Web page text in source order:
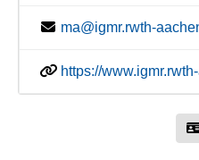
ma@igmr.rwth-
https://